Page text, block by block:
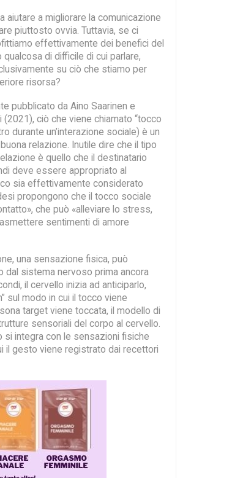
aiutare a migliorare la comunicazione
piuttosto ovvia. Tuttavia, se ci
effettivamente dei benefici del
di difficile di cui parlare,
su ciò che stiamo per
risorsa?
pubblicato da Aino Saarinen e
(2021), ciò che viene chiamato “tocco
durante un’interazione sociale) è un
relazione. Inutile dire che il tipo
è quello che il destinatario
deve essere appropriato al
sia effettivamente considerato
propongono che il tocco sociale
che può «alleviare lo stress,
sentimenti di amore
una sensazione fisica, può
sistema nervoso prima ancora
il cervello inizia ad anticiparlo,
sul modo in cui il tocco viene
target viene toccata, il modello di
sensoriali del corpo al cervello.
integra con le sensazioni fisiche
il gesto viene registrato dai recettori